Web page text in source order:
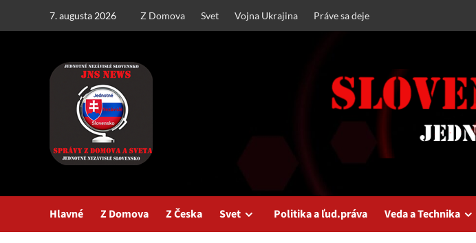
7. augusta 2026 Z Domova Svet Vojna Ukrajina Práve sa deje
Hlavné Z Domova Z Česka Svet Politika a ľud.práva Veda a Technika